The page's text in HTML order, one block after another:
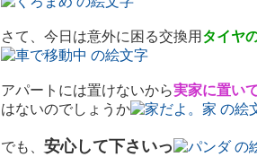
さて、今日は意外に困る交換用 タイヤ
アパートには置けないから実家に置い
はないのでしょうか
でも、 安心して下さいっ